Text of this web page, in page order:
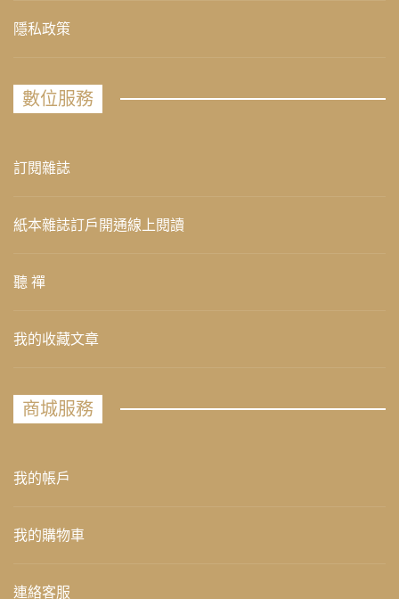
隱私政策
數位服務
訂閱雜誌
紙本雜誌訂戶開通線上閱讀
聽 禪
我的收藏文章
商城服務
我的帳戶
我的購物車
連絡客服